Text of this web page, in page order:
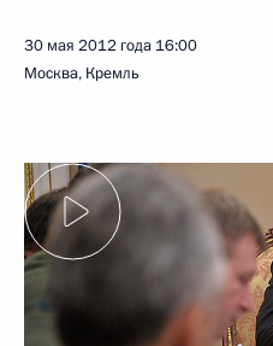
30 мая 2012 года 16:00
Москва, Кремль